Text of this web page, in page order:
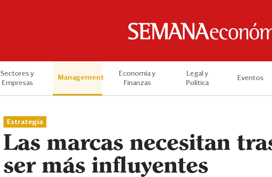
Sectores y
Empresas
Management
Economía y
Finanzas
Legal y
Política
Eventos
Estrategia
Las marcas necesitan
ser más influyentes